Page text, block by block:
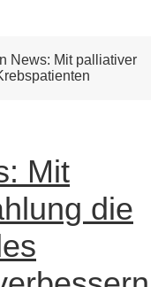
News: Mit palliativer
Mit
die